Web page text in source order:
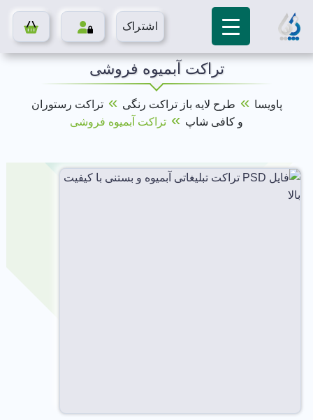
اشتراک
تراکت آبمیوه فروشی
پاویسا » طرح لایه باز تراکت رنگی »تراکت رستوران
و کافی شاپ » تراکت آبمیوه فروشی